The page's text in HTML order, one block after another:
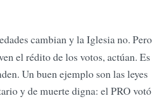
cambian y la Iglesia no. Pero
el rédito de los votos, actúan. Es
Un buen ejemplo son las leyes
y de muerte digna: el PRO votó